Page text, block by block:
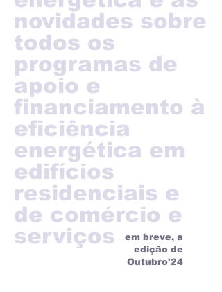
novidades sobre
todos os
programas de
apoio e
financiamento à
eficiência
energética em
edifícios
residenciais e
de comércio e
serviços
_em breve, a
edição de
Outubro'24